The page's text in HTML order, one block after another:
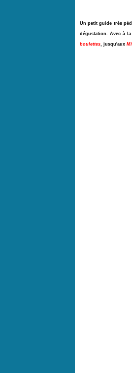
Un petit guide très
dégustation. Avec à
boulettes, jusqu'aux